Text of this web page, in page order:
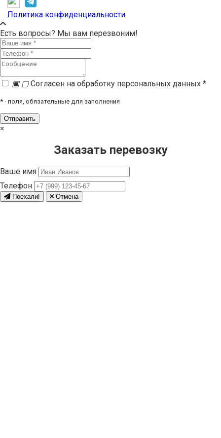
Политика конфиденциальности
Есть вопросы? Мы вам перезвоним!
▣ ▢Согласен на обработку персональных данных *
* - поля, обязательные для заполнения
×
Заказать перевозку
Ваше имя
Телефон
Поехали! Отмена